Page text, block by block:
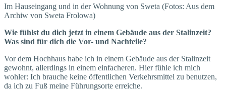
Im Hauseingang und in der Wohnung von Sweta (Fotos: Aus dem
Archiw von Sweta Frolowa)
Wie fühlst du dich jetzt in einem Gebäude aus der Stalinzeit?
Was sind für dich die Vor- und Nachteile?
Vor dem Hochhaus habe ich in einem Gebäude aus der Stalinzeit
gewohnt, allerdings in einem einfacheren. Hier fühle ich mich
wohler: Ich brauche keine öffentlichen Verkehrsmittel zu benutzen,
da ich zu Fuß meine Führungsorte erreiche.